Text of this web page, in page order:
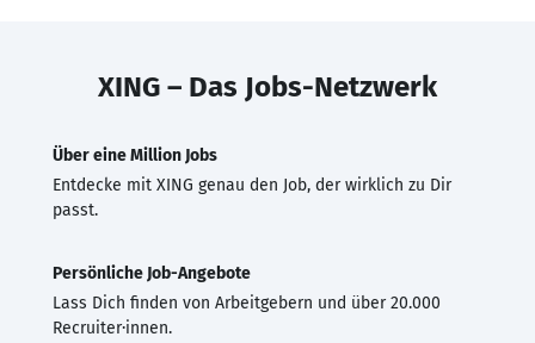
XING – Das Jobs-Netzwerk
Über eine Million Jobs
Entdecke mit XING genau den Job, der wirklich zu Dir
passt.
Persönliche Job-Angebote
Lass Dich finden von Arbeitgebern und über 20.000
Recruiter·innen.